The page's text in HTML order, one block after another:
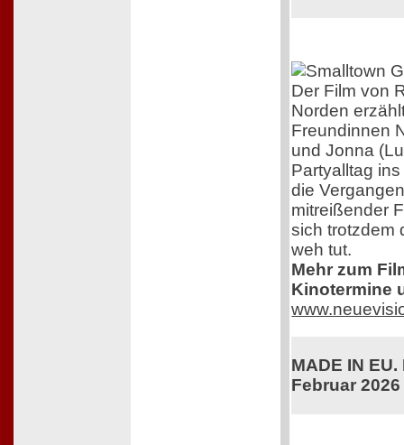
Der Film von
Norden
Freundinnen
und Jonna
Partyalltag
die
mitreißender
sich trotzdem
weh tut.
Mehr zum
Kinotermine
MADE IN
Februar 2026